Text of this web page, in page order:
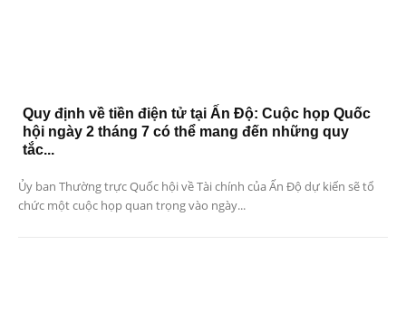
Quy định về tiền điện tử tại Ấn Độ: Cuộc họp Quốc
hội ngày 2 tháng 7 có thể mang đến những quy
tắc...
Ủy ban Thường trực Quốc hội về Tài chính của Ấn Độ dự kiến ​​sẽ tổ
chức một cuộc họp quan trọng vào ngày...